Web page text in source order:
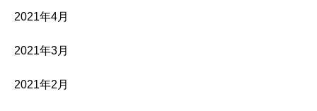
2021年4月
2021年3月
2021年2月